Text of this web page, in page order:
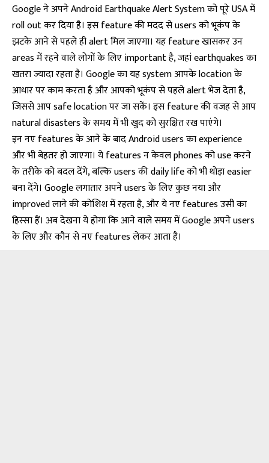
Google ने अपने Android Earthquake Alert System को पूरे USA में
roll out कर दिया है। इस feature की मदद से users को भूकंप के
झटके आने से पहले ही alert मिल जाएगा। यह feature खासकर उन
areas में रहने वाले लोगों के लिए important है, जहां earthquakes का
खतरा ज्यादा रहता है। Google का यह system आपके location के
आधार पर काम करता है और आपको भूकंप से पहले alert भेज देता है,
जिससे आप safe location पर जा सकें। इस feature की वजह से आप
natural disasters के समय में भी खुद को सुरक्षित रख पाएंगे।
इन नए features के आने के बाद Android users का experience
और भी बेहतर हो जाएगा। ये features न केवल phones को use करने
के तरीके को बदल देंगे, बल्कि users की daily life को भी थोड़ा easier
बना देंगे। Google लगातार अपने users के लिए कुछ नया और
improved लाने की कोशिश में रहता है, और ये नए features उसी का
हिस्सा हैं। अब देखना ये होगा कि आने वाले समय में Google अपने users
के लिए और कौन से नए features लेकर आता है।